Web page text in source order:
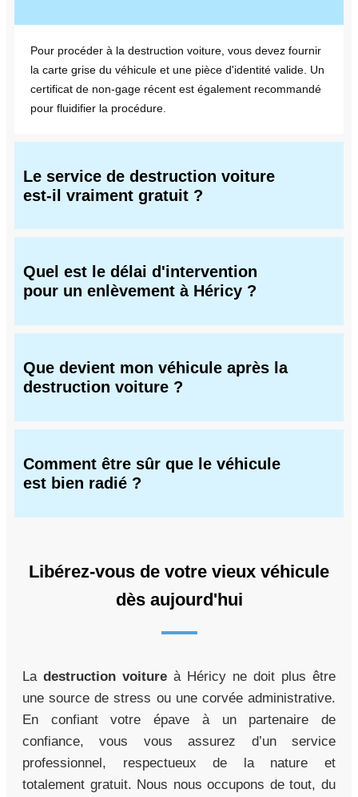
Pour procéder à la destruction voiture, vous devez fournir
la carte grise du véhicule et une pièce d'identité valide. Un
certificat de non-gage récent est également recommandé
pour fluidifier la procédure.
Le service de destruction voiture
est-il vraiment gratuit ?
Quel est le délai d'intervention
pour un enlèvement à Héricy ?
Que devient mon véhicule après la
destruction voiture ?
Comment être sûr que le véhicule
est bien radié ?
Libérez-vous de votre vieux véhicule
dès aujourd'hui
La destruction voiture à Héricy ne doit plus être
une source de stress ou une corvée administrative.
En confiant votre épave à un partenaire de
confiance, vous vous assurez d’un service
professionnel, respectueux de la nature et
totalement gratuit. Nous nous occupons de tout, du